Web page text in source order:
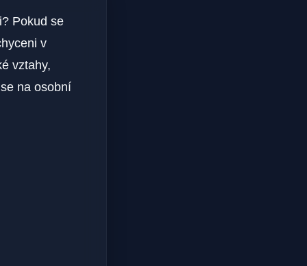
Pokud se
v
vztahy,
na osobní